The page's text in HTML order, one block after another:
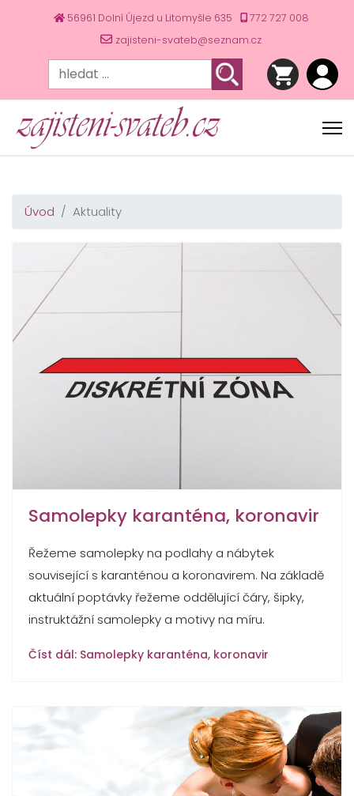
56961 Dolní Újezd u Litomyšle 635
772 727 008
zajisteni-svateb@seznam.cz
Úvod Aktuality
Samolepky karanténa, koronavir
Řežeme samolepky na podlahy a nábytek
související s karanténou a koronavirem. Na základě
aktuální poptávky řežeme oddělující čáry, šipky,
instruktážní samolepky a motivy na míru.
Číst dál: Samolepky karanténa, koronavir